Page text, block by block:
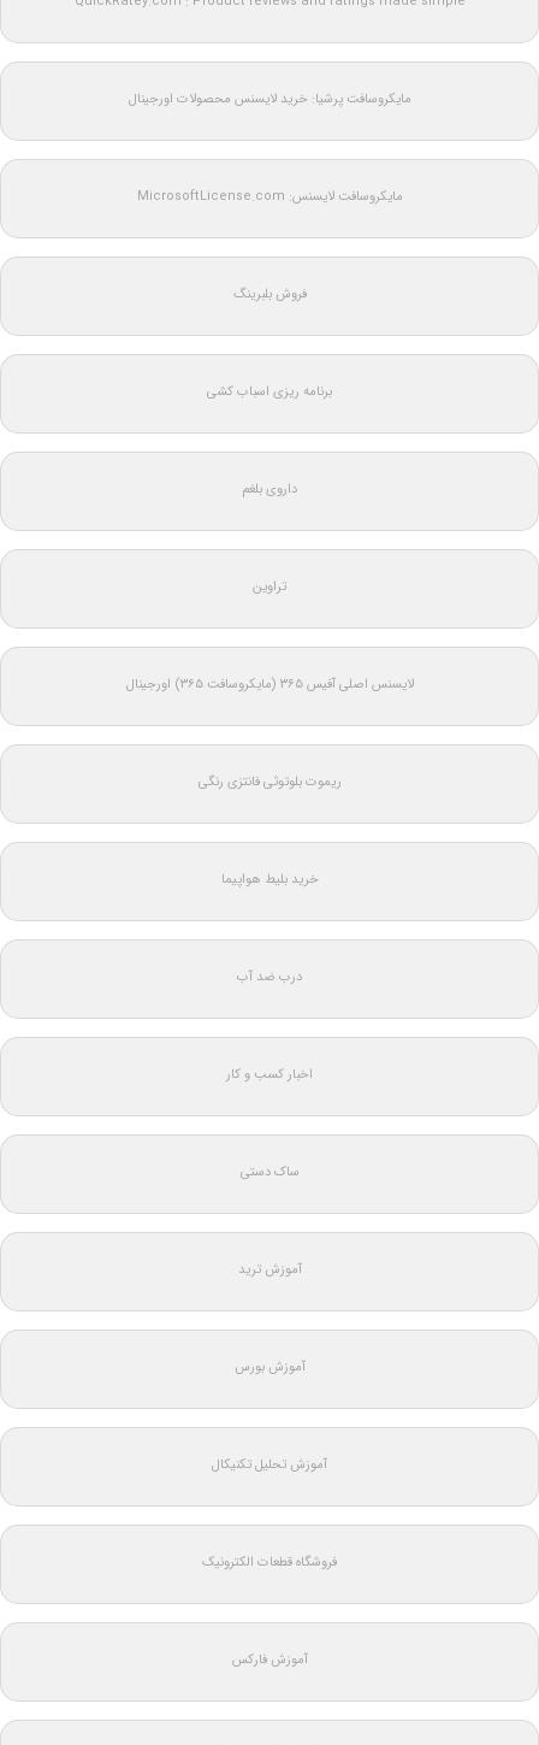
مایکروسافت پرشیا: خرید لایسنس محصولات اورجینال
مایکروسافت لایسنس: MicrosoftLicense.com
فروش بلبرینگ
برنامه ریزی اسباب کشی
داروی بلغم
تراوین
لایسنس اصلی آفیس ۳۶۵ (مایکروسافت ۳۶۵) اورجینال
ریموت بلوتوثی فانتزی رنگی
خرید بلیط هواپیما
درب ضد آب
اخبار کسب و کار
ساک دستی
آموزش ترید
آموزش بورس
آموزش تحلیل تکنیکال
فروشگاه قطعات الکترونیک
آموزش فارکس